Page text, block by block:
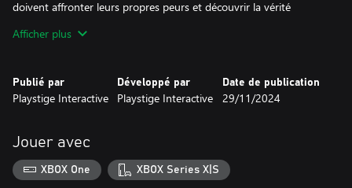
doivent affronter leurs propres peurs et découvrir la vérité
se libérer de l'emprise du passé, ou deviendront-ils de simples
*En tant qu'enquêteur paranormal, la résidence Thornval est à
votre disposition. Placez votre équipement d'enregistrement de
*Utilisez votre configuration de caméra à l'arrière de votre
camionnette pour surveiller les flux de caméra, observer et
enquêter sur tout événement fantomatique.
*Utilisez votre boîte à esprits pour déterrer les mystères horribles
Afficher plus
Publié par
Playstige Interactive
Développé par
Playstige Interactive
Date de publication
29/11/2024
Jouer avec
XBOX One XBOX Series X|S